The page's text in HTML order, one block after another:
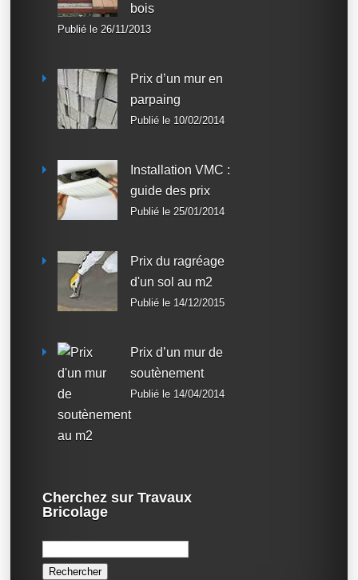
bois
Publié le 26/11/2013
Prix d’un mur en
parpaing
Publié le 10/02/2014
Installation VMC :
guide des prix
Publié le 25/01/2014
Prix du ragréage
d'un sol au m2
Publié le 14/12/2015
Prix d’un mur de
soutènement
Publié le 14/04/2014
Cherchez sur Travaux
Bricolage
Rechercher :